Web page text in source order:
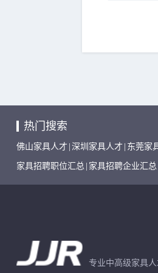
热门搜索
佛山家具人才 深圳家具人才 东莞家
家具招聘职位汇总 家具招聘企业汇总
专业中高级家具